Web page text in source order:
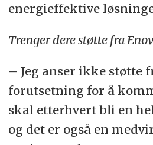
energieffektive
Trenger dere støtte fra
– Jeg anser ikke støtte
forutsetning for å
skal etterhvert bli en
og det er også en